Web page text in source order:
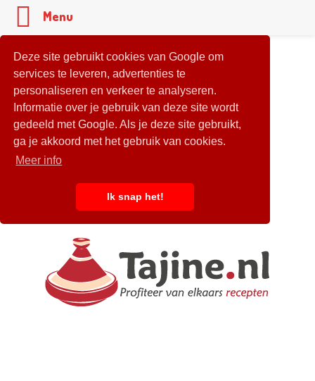
Deze site gebruikt cookies van Google om
services te leveren, advertenties te
personaliseren en verkeer te analyseren.
Informatie over je gebruik van deze site wordt
gedeeld met Google. Als je deze site gebruikt,
ga je akkoord met het gebruik van cookies.
Meer info
Ik snap het!
Menu